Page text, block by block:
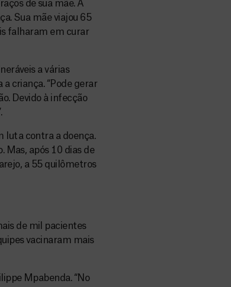
de sua mãe. A
Sua mãe viajou 65
falharam em curar
a várias
criança. “Pode gerar
Devido à infecção
luta contra a doença.
Mas, após 10 dias de
a 55 quilômetros
de mil pacientes
vacinaram mais
Mpabenda. “No